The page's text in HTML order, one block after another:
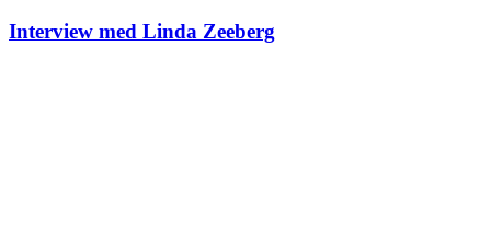
Interview med Linda Zeeberg